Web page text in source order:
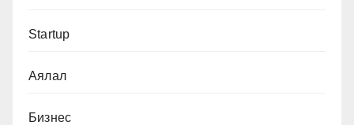
Startup
Аялал
Бизнес